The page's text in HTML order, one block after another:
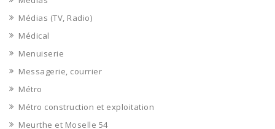
Médias (TV, Radio)
Médical
Menuiserie
Messagerie, courrier
Métro
Métro construction et exploitation
Meurthe et Moselle 54